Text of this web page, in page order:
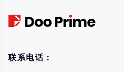
đảm bảo rằng bạn hiểu đầy đủ về rủi
联系电话：